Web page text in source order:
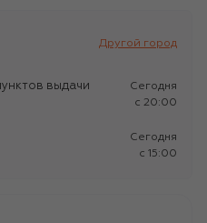
Другой город
выдачи
Сегодня
c 20:00
Сегодня
c 15:00